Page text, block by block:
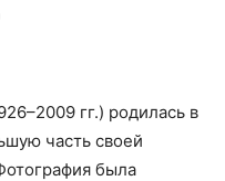
гг.) родилась в
часть своей
была